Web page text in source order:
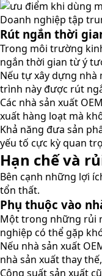
Doanh nghiệp tập
Rút ngắn thời
Trong môi trường
ngắn thời gian từ ý
Nếu tự xây dựng nhà
trình này được rút
Các nhà sản xuất
xuất hàng loạt mà
Khả năng đưa sản
yếu tố cực kỳ quan
Hạn chế và
Bên cạnh những lợi
tổn thất.
Phụ thuộc vào
Một trong những rủi
nghiệp có thể gặp
Nếu nhà sản xuất
nhà sản xuất thay
Công suất sản xuất